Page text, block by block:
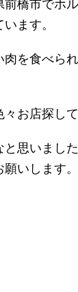
前橋市でホ
ます。
肉を食べら
お店探し
思いまし
いします。